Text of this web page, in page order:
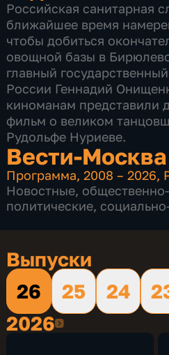
Российская санитарная
ближайшее время
чтобы добиться
овощной базы в
главный
России Геннадий
киноманам представили
фильм о великом
Рудольфе Нуриеве.
Вести-Москва
Программа,2008 – 2026,
Новостные, общественно-
политические,
Выпуски
26
25 24
20262026